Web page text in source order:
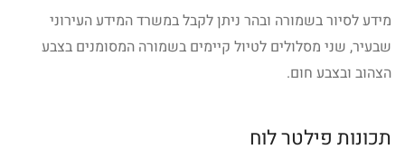
מידע לסיור בשמורה ובהר ניתן לקבל במשרד המידע העירוני
שבעיר, שני מסלולים לטיול קיימים בשמורה המסומנים בצבע
הצהוב ובצבע חום.
תכונות פילטר לוח